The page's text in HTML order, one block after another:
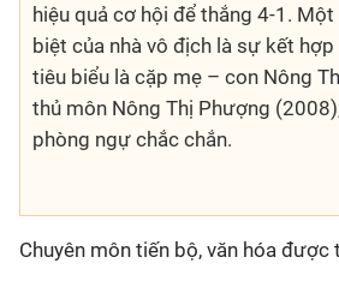
hiệu quả cơ hội để thắng 4-1.
biệt của nhà vô địch là sự kết
tiêu biểu là cặp mẹ – con Nông
thủ môn Nông Thị Phượng
phòng ngự chắc chắn.
Chuyên môn tiến bộ, văn hóa được